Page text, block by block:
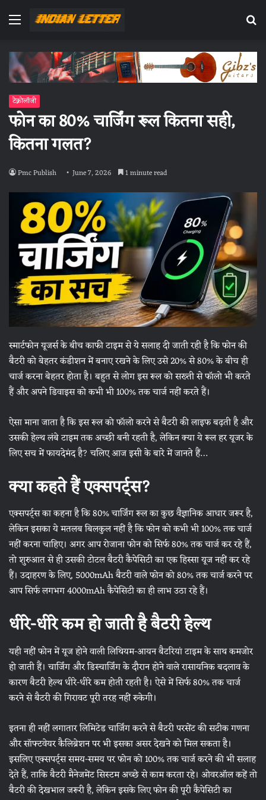
Menu
टेक्नोलॉजी
फोन का 80% चार्जिंग रूल कितना सही,
कितना गलत?
Pmc Publish June 7, 2026 1 minute read
स्मार्टफोन यूजर्स के बीच काफी टाइम से ये सलाह दी जाती रही है कि फोन की
बैटरी को बेहतर कंडीशन में बनाए रखने के लिए उसे 20% से 80% के बीच ही
चार्ज करना बेहतर होता है। बहुत से लोग इस रूल को सख्ती से फॉलो भी करते
हैं और अपने डिवाइस को कभी भी 100% तक चार्ज नहीं करते हैं।
ऐसा माना जाता है कि इस रूल को फॉलो करने से बैटरी की लाइफ बढ़ती है और
उसकी हेल्थ लंबे टाइम तक अच्छी बनी रहती है, लेकिन क्या ये रूल हर यूजर के
लिए सच में फायदेमंद है? चलिए आज इसी के बारे में जानते हैं…
क्या कहते हैं एक्सपर्ट्स?
एक्सपर्ट्स का कहना है कि 80% चार्जिंग रूल का कुछ वैज्ञानिक आधार जरूर है,
लेकिन इसका ये मतलब बिलकुल नहीं है कि फोन को कभी भी 100% तक चार्ज
नहीं करना चाहिए। अगर आप रोजाना फोन को सिर्फ 80% तक चार्ज कर रहे हैं,
तो शुरुआत से ही उसकी टोटल बैटरी कैपेसिटी का एक हिस्सा यूज नहीं कर रहे
हैं। उदाहरण के लिए, 5000mAh बैटरी वाले फोन को 80% तक चार्ज करने पर
आप सिर्फ लगभग 4000mAh कैपेसिटी का ही लाभ उठा रहे हैं।
धीरे-धीरे कम हो जाती है बैटरी हेल्थ
यही नहीं फोन में यूज होने वाली लिथियम-आयन बैटरियां टाइम के साथ कमजोर
हो जाती हैं। चार्जिंग और डिस्चार्जिंग के दौरान होने वाले रासायनिक बदलाव के
कारण बैटरी हेल्थ धीरे-धीरे कम होती रहती है। ऐसे में सिर्फ 80% तक चार्ज
करने से बैटरी की गिरावट पूरी तरह नहीं रुकेगी।
इतना ही नहीं लगातार लिमिटेड चार्जिंग करने से बैटरी परसेंट की सटीक गणना
और सॉफ्टवेयर कैलिब्रेशन पर भी इसका असर देखने को मिल सकता है।
इसलिए एक्सपर्ट्स समय-समय पर फोन को 100% तक चार्ज करने की भी सलाह
देते हैं, ताकि बैटरी मैनेजमेंट सिस्टम अच्छे से काम करता रहे। ओवरऑल कहें तो
बैटरी की देखभाल जरूरी है, लेकिन इसके लिए फोन की पूरी कैपेसिटी का